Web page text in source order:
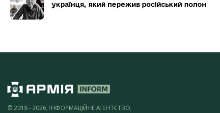
українця, який пережив російський полон
© 2018 - 2026, ІНФОРМАЦІЙНЕ АГЕНТСТВО,